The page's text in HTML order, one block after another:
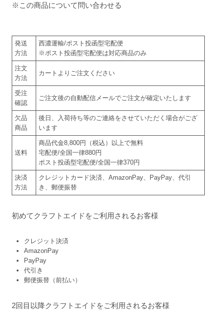
※この商品について問い合わせる
発送
方法
西濃運輸/ポスト投函型宅配便
※ポスト投函型宅配便は対応商品のみ
注文
方法
カートよりご注文ください
受注
確認
ご注文後の自動配信メールでご注文が確定いたします
欠品
商品
後日、入荷待ち等のご連絡をさせていただく場合がござ
います
送料
商品代金8,800円（税込）以上で無料
宅配便/全国一律880円
ポスト投函型宅配便/全国一律370円
決済
方法
クレジットカード決済、AmazonPay、PayPay、代引
き、郵便振替
初めてクラフトエイドをご利用されるお客様
クレジット決済
AmazonPay
PayPay
代引き
郵便振替（前払い）
2回目以降クラフトエイドをご利用されるお客様